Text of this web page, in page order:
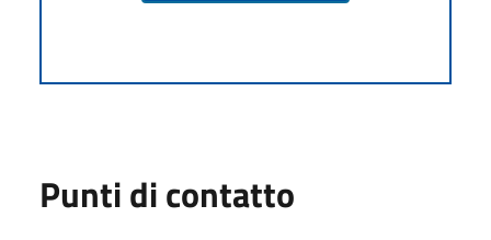
Punti di contatto